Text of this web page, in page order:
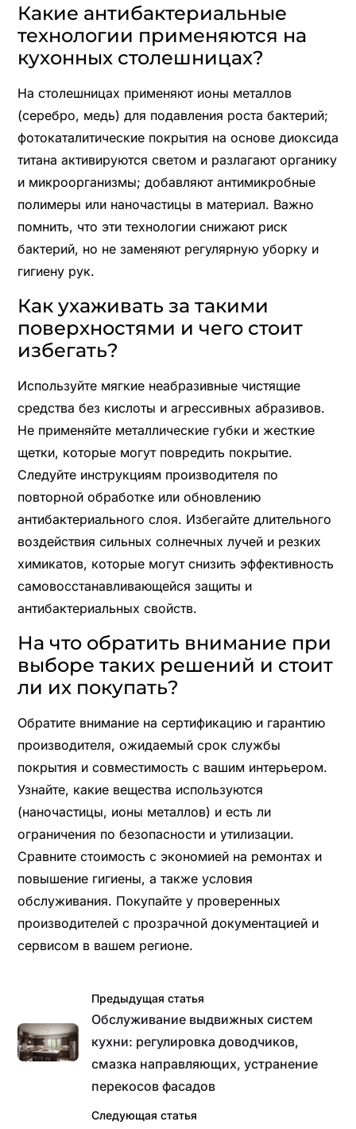
Какие антибактериальные
технологии применяются на
кухонных столешницах?
На столешницах применяют ионы металлов
(серебро, медь) для подавления роста бактерий;
фотокаталитические покрытия на основе диоксида
титана активируются светом и разлагают органику
и микроорганизмы; добавляют антимикробные
полимеры или наночастицы в материал. Важно
помнить, что эти технологии снижают риск
бактерий, но не заменяют регулярную уборку и
гигиену рук.
Как ухаживать за такими
поверхностями и чего стоит
избегать?
Используйте мягкие неабразивные чистящие
средства без кислоты и агрессивных абразивов.
Не применяйте металлические губки и жесткие
щетки, которые могут повредить покрытие.
Следуйте инструкциям производителя по
повторной обработке или обновлению
антибактериального слоя. Избегайте длительного
воздействия сильных солнечных лучей и резких
химикатов, которые могут снизить эффективность
самовосстанавливающейся защиты и
антибактериальных свойств.
На что обратить внимание при
выборе таких решений и стоит
ли их покупать?
Обратите внимание на сертификацию и гарантию
производителя, ожидаемый срок службы
покрытия и совместимость с вашим интерьером.
Узнайте, какие вещества используются
(наночастицы, ионы металлов) и есть ли
ограничения по безопасности и утилизации.
Сравните стоимость с экономией на ремонтах и
повышение гигиены, а также условия
обслуживания. Покупайте у проверенных
производителей с прозрачной документацией и
сервисом в вашем регионе.
Предыдущая статья
Обслуживание выдвижных систем
кухни: регулировка доводчиков,
смазка направляющих, устранение
перекосов фасадов
Следующая статья